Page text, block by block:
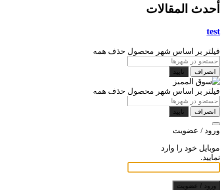
أحدث المقالات
test
فیلتر بر اساس شهر محصول حذف همه
انصراف تایید
فیلتر بر اساس شهر محصول حذف همه
انصراف تایید
ورود / عضویت
موبایل خود را وارد
نمایید.
ورود / عضویت